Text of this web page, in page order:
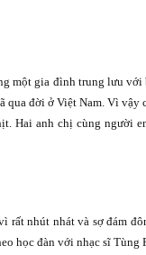
một gia đình trung lưu
qua đời ở Việt Nam. Vì
Hai anh chị cùng người
rất nhút nhát và sợ đám
học đàn với nhạc sĩ Tùng